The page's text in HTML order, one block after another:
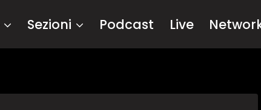
Sezioni Podcast Live